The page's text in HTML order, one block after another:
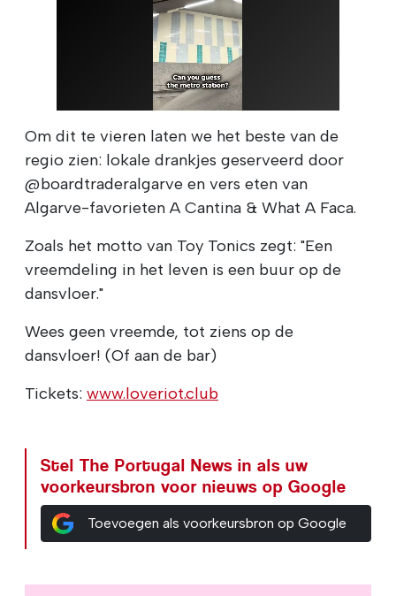
Om dit te vieren laten we het beste van de
regio zien: lokale drankjes geserveerd door
@boardtraderalgarve en vers eten van
Algarve-favorieten A Cantina & What A Faca.
Zoals het motto van Toy Tonics zegt: "Een
vreemdeling in het leven is een buur op de
dansvloer."
Wees geen vreemde, tot ziens op de
dansvloer! (Of aan de bar)
Tickets: www.loveriot.club
Stel The Portugal News in als uw
voorkeursbron voor nieuws op Google
Toevoegen als voorkeursbron op Google